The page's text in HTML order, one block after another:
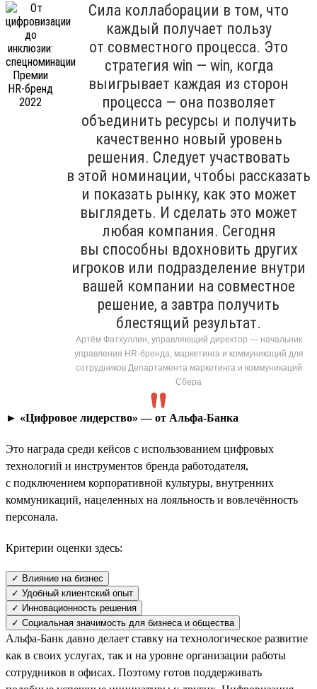
Сила коллаборации в том, что
каждый получает пользу
от совместного процесса. Это
стратегия win — win, когда
выигрывает каждая из сторон
процесса — она позволяет
объединить ресурсы и получить
качественно новый уровень
решения. Следует участвовать
в этой номинации, чтобы рассказать
и показать рынку, как это может
выглядеть. И сделать это может
любая компания. Сегодня
вы способны вдохновить других
игроков или подразделение внутри
вашей компании на совместное
решение, а завтра получить
блестящий результат.
Артём Фатхуллин, управляющий директор — начальник
управления HR-бренда, маркетинга и коммуникаций для
сотрудников Департамента маркетинга и коммуникаций
Сбера
► «Цифровое лидерство» — от Альфа-Банка
Это награда среди кейсов с использованием цифровых
технологий и инструментов бренда работодателя,
с подключением корпоративной культуры, внутренних
коммуникаций, нацеленных на лояльность и вовлечённость
персонала.
Критерии оценки здесь:
✓ Влияние на бизнес
✓ Удобный клиентский опыт
✓ Инновационность решения
✓ Социальная значимость для бизнеса и общества
Альфа-Банк давно делает ставку на технологическое развитие
как в своих услугах, так и на уровне организации работы
сотрудников в офисах. Поэтому готов поддерживать